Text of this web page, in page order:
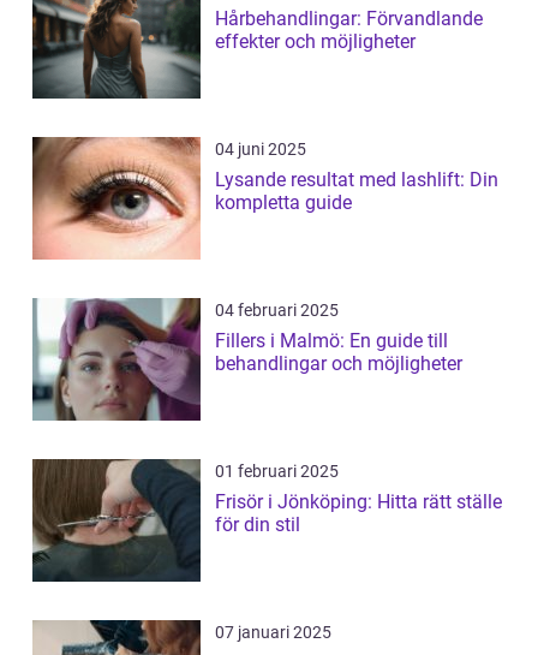
Hårbehandlingar: Förvandlande
effekter och möjligheter
04 juni 2025
Lysande resultat med lashlift: Din
kompletta guide
04 februari 2025
Fillers i Malmö: En guide till
behandlingar och möjligheter
01 februari 2025
Frisör i Jönköping: Hitta rätt ställe
för din stil
07 januari 2025